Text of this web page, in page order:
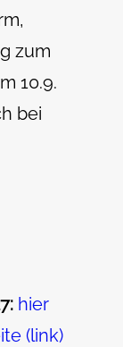
zum
10.9.
bei
hier
(link)